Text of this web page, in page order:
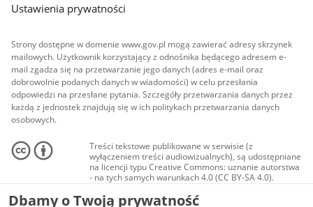
Ustawienia prywatności
Strony dostępne w domenie www.gov.pl mogą zawierać adresy skrzynek
mailowych. Użytkownik korzystający z odnośnika będącego adresem e-
mail zgadza się na przetwarzanie jego danych (adres e-mail oraz
dobrowolnie podanych danych w wiadomości) w celu przesłania
odpowiedzi na przesłane pytania. Szczegóły przetwarzania danych przez
każdą z jednostek znajdują się w ich politykach przetwarzania danych
osobowych.
Treści tekstowe publikowane w serwisie (z
wyłączeniem treści audiowizualnych), są udostępniane
na licencji typu Creative Commons: uznanie autorstwa
- na tych samych warunkach 4.0 (CC BY-SA 4.0).
Materiały audiowizualne, w tym zdjęcia, materiały
audio i wideo, są udostępniane na licencji typu
Dbamy o Twoją prywatność